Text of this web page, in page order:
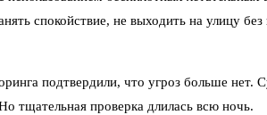
спокойствие, не выходить на улицу без
подтвердили, что угроз больше нет.
тщательная проверка длилась всю ночь.